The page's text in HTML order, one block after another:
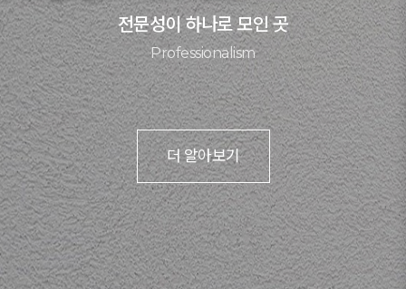
전문성이 하나로 모인 곳
Professionalism
더 알아보기